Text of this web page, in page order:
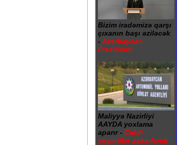
Bizim iradəmizə qarşı
çıxanın başı əziləcək
- Azərbaycan
Prezidenti
Maliyyə Nazirliyi
AAYDA yoxlama
aparır - Ciddi
yeyintilər aşkarlanıb